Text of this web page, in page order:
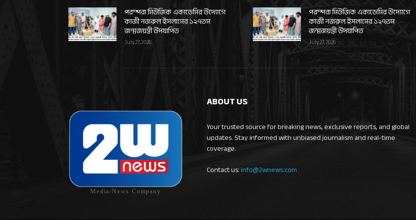
পরম্পরা মিউজিক একাডেমির উদ্যোগে
কাজী নজরুল ইসলামের ১২৭তম
জন্মজয়ন্তী উদযাপিত
July 27, 2026
পরম্পরা মিউজিক একাডেমির উদ্যোগে
কাজী নজরুল ইসলামের ১২৭তম
জন্মজয়ন্তী উদযাপিত
July 27, 2026
Media/News Company
ABOUT US
Your trusted source for breaking news, exclusive reports, and global
updates. Stay informed with unbiased journalism and real-time
coverage.
Contact us:info@2wnews.com